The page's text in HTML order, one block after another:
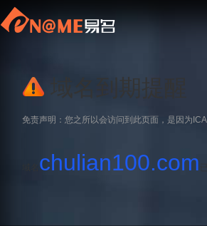
域名到期提醒
免责声明：您之所以会访问到此页面，是因为
chulian100.com